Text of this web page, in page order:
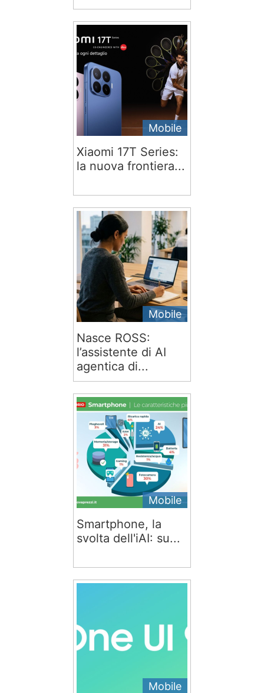
Mobile
Xiaomi 17T Series:
la nuova frontiera...
Mobile
Nasce ROSS:
l’assistente di AI
agentica di...
Mobile
Smartphone, la
svolta dell'iAI: su...
Mobile